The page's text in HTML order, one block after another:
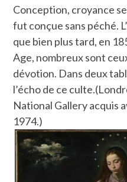
Conception, croyance
fut conçue sans péché.
que bien plus tard, en
Age, nombreux sont
dévotion. Dans deux
l’écho de ce
National Gallery acquis
1974.)